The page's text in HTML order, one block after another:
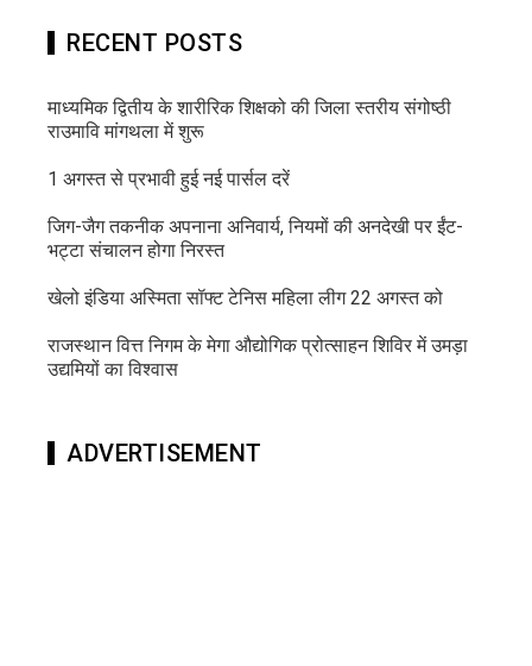
RECENT POSTS
माध्यमिक द्वितीय के शारीरिक शिक्षको की जिला स्तरीय संगोष्ठी
राउमावि मांगथला में शुरू
1 अगस्त से प्रभावी हुई नई पार्सल दरें
जिग-जैग तकनीक अपनाना अनिवार्य, नियमों की अनदेखी पर ईंट-
भट्टा संचालन होगा निरस्त
खेलो इंडिया अस्मिता सॉफ्ट टेनिस महिला लीग 22 अगस्त को
राजस्थान वित्त निगम के मेगा औद्योगिक प्रोत्साहन शिविर में उमड़ा
उद्यमियों का विश्वास
ADVERTISEMENT